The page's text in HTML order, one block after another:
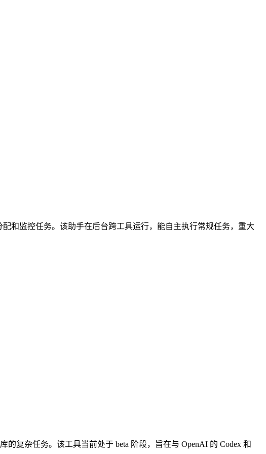
配和监控任务。该助手在后台跨工具运行，能自主执行常规任务，重大
的复杂任务。该工具当前处于 beta 阶段，旨在与 OpenAI 的 Codex 和